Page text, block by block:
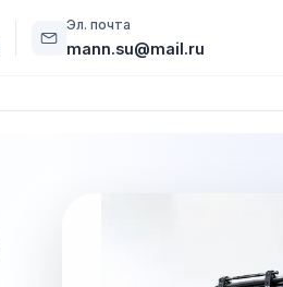
Эл. почта
mann.su@mail.ru